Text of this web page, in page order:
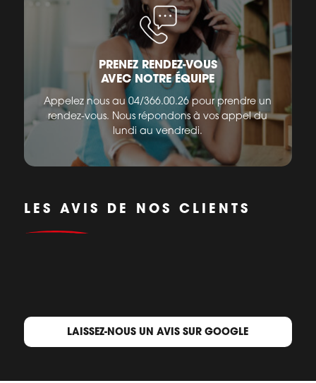
PRENEZ RENDEZ-VOUS
AVEC NOTRE ÉQUIPE
Appelez nous au 04/366.00.26 pour prendre un
rendez-vous. Nous répondons à vos appel du
lundi au vendredi.
LES AVIS DE NOS CLIENTS
LAISSEZ-NOUS UN AVIS SUR GOOGLE